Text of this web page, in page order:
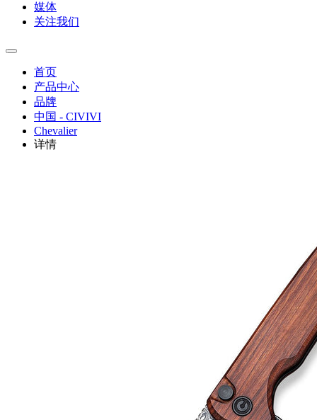
媒体
关注我们
首页
产品中心
品牌
中国 - CIVIVI
Chevalier
详情